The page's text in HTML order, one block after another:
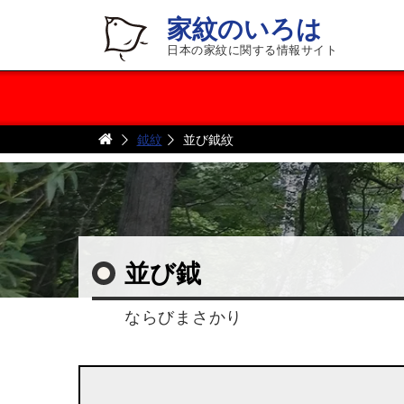
家紋のいろは
日本の家紋に関する情報サイト
鉞紋 並び鉞紋
並び鉞
ならびまさかり